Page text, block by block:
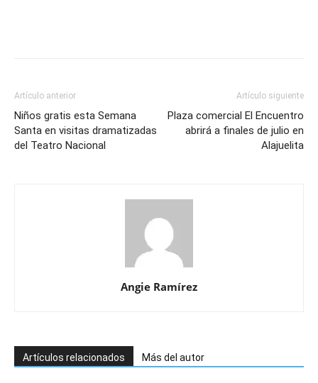
Artículo anterior
Niños gratis esta Semana
Santa en visitas dramatizadas
del Teatro Nacional
Artículo siguiente
Plaza comercial El Encuentro
abrirá a finales de julio en
Alajuelita
Angie Ramírez
Artículos relacionados Más del autor